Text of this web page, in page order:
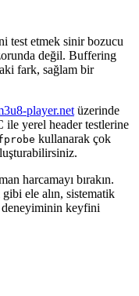
test etmek sinir bozucu
değil. Buffering
fark, sağlam bir
player.net üzerinde
ile yerel header testlerine
kullanarak çok
harcamayı bırakın.
gibi ele alın, sistematik
deneyiminin keyfini